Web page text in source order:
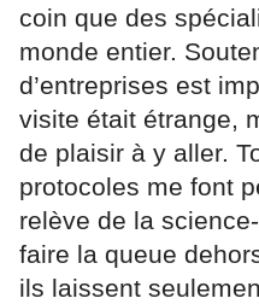
coin que des
monde entier.
d’entreprises est
visite était étrange,
de plaisir à y aller.
protocoles me font
relève de la
faire la queue
ils laissent